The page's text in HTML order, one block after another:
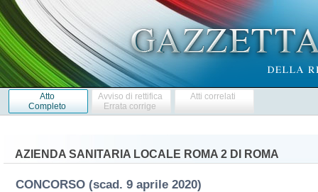
Atto
Completo
Avviso di rettifica
Errata corrige
Atti correlati
AZIENDA SANITARIA LOCALE ROMA 2 DI ROMA
CONCORSO (scad. 9 aprile 2020)